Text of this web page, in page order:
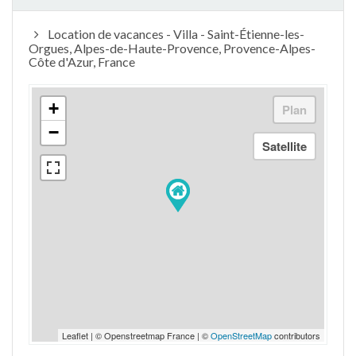
Location de vacances - Villa - Saint-Étienne-les-
Orgues, Alpes-de-Haute-Provence, Provence-Alpes-
Côte d'Azur, France
+
−
Leaflet | © Openstreetmap France | ©OpenStreetMapcontributors